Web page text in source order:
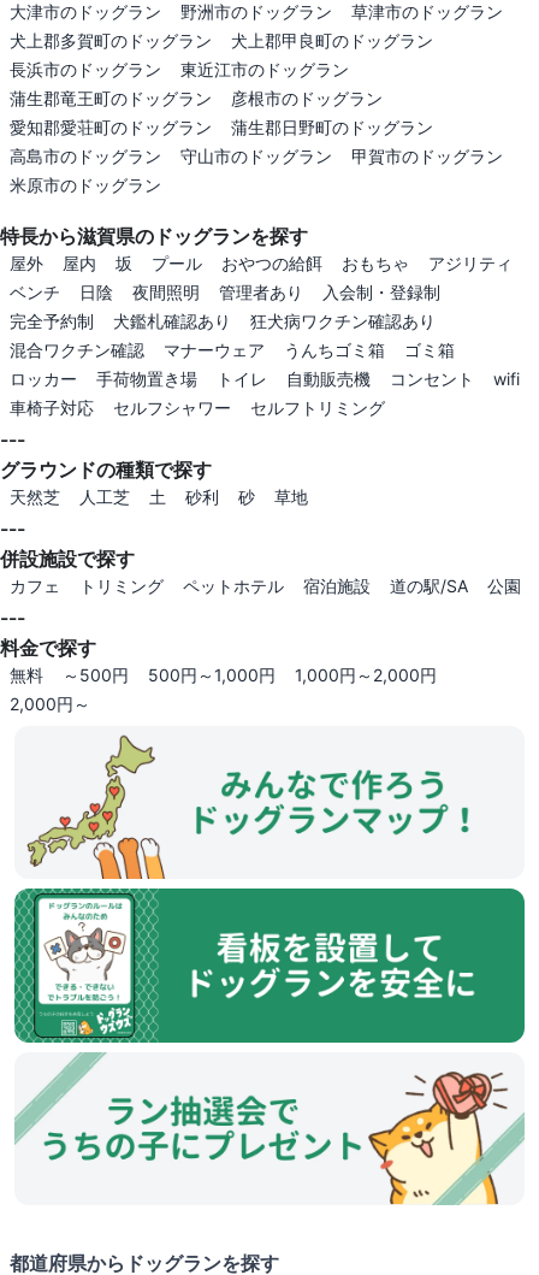
大津市のドッグラン 野洲市のドッグラン
草津市のドッグラン
犬上郡多賀町のドッグラン
犬上郡甲良町のドッグラン
長浜市のドッグラン
東近江市のドッグラン
蒲生郡竜王町のドッグラン
彦根市のドッグラン
愛知郡愛荘町のドッグラン
蒲生郡日野町のドッグラン
高島市のドッグラン
守山市のドッグラン
甲賀市のドッグラン
米原市のドッグラン
特長から滋賀県のドッグランを探す
屋外 屋内 坂 プール おやつの給餌 おもちゃ
アジリティ
ベンチ
日陰 夜間照明 管理者あり
入会制・登録制
完全予約制
犬鑑札確認あり
狂犬病ワクチン確認あり
混合ワクチン確認
マナーウェア うんちゴミ箱
ゴミ箱
ロッカー
手荷物置き場 トイレ 自動販売機 コンセント
wifi
車椅子対応
セルフシャワー セルフトリミング
---
グラウンドの種類で探す
天然芝 人工芝 土 砂利 砂 草地
---
併設施設で探す
カフェ トリミング ペットホテル 宿泊施設 道の駅/SA 公園
---
料金で探す
無料 ～500円 500円～1,000円
1,000円～2,000円
2,000円～
都道府県からドッグランを探す